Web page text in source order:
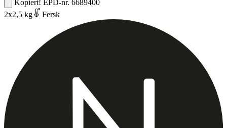
Kopiert! EPD-nr. 6689400
2x2,5 kg
Fersk